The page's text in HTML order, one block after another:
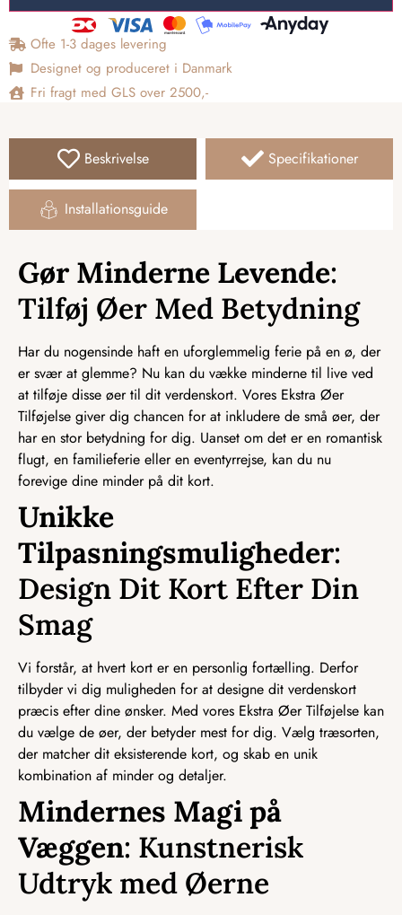
Ofte 1-3 dages levering
Designet og produceret i Danmark
Fri fragt med GLS over 2500,-
Beskrivelse
Installationsguide
Specifikationer
Gør Minderne Levende:
Tilføj Øer Med Betydning
Har du nogensinde haft en uforglemmelig ferie på en ø, der
er svær at glemme? Nu kan du vække minderne til live ved
at tilføje disse øer til dit verdenskort. Vores Ekstra Øer
Tilføjelse giver dig chancen for at inkludere de små øer, der
har en stor betydning for dig. Uanset om det er en romantisk
flugt, en familieferie eller en eventyrrejse, kan du nu
forevige dine minder på dit kort.
Unikke
Tilpasningsmuligheder:
Design Dit Kort Efter Din
Smag
Vi forstår, at hvert kort er en personlig fortælling. Derfor
tilbyder vi dig muligheden for at designe dit verdenskort
præcis efter dine ønsker. Med vores Ekstra Øer Tilføjelse kan
du vælge de øer, der betyder mest for dig. Vælg træsorten,
der matcher dit eksisterende kort, og skab en unik
kombination af minder og detaljer.
Mindernes Magi på
Væggen: Kunstnerisk
Udtryk med Øerne